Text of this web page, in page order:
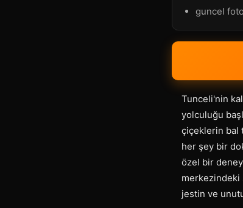
guncel
Tunceli'nin
yolculuğu
çiçeklerin bal
her şey bir
özel bir
merkezindeki
jestin ve